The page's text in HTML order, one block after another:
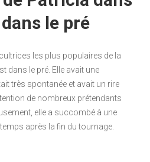
le pré
les plus populaires de la
dans le pré. Elle avait une
très spontanée et avait un rire
de nombreux prétendants
elle a succombé à une
après la fin du tournage.